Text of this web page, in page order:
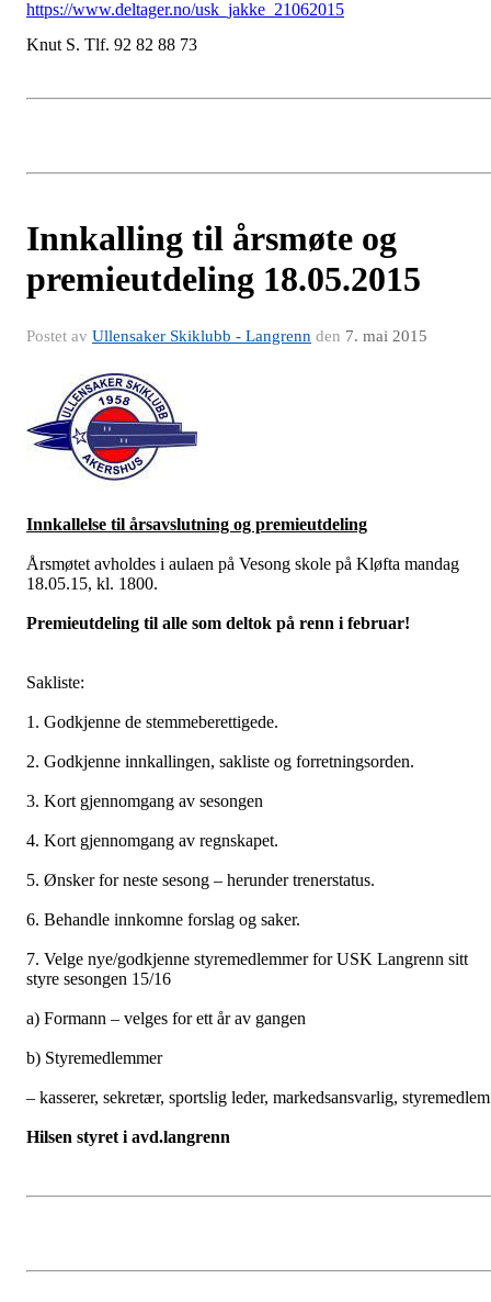
https://www.deltager.no/usk_jakke_21062015
Knut S. Tlf. 92 82 88 73
Innkalling til årsmøte og
premieutdeling 18.05.2015
Postet av Ullensaker Skiklubb - Langrenn den 7. mai 2015
Innkallelse til årsavslutning og premieutdeling
Årsmøtet avholdes i aulaen på Vesong skole på Kløfta mandag
18.05.15, kl. 1800.
Premieutdeling til alle som deltok på renn i februar!
Sakliste:
1. Godkjenne de stemmeberettigede.
2. Godkjenne innkallingen, sakliste og forretningsorden.
3. Kort gjennomgang av sesongen
4. Kort gjennomgang av regnskapet.
5. Ønsker for neste sesong – herunder trenerstatus.
6. Behandle innkomne forslag og saker.
7. Velge nye/godkjenne styremedlemmer for USK Langrenn sitt
styre sesongen 15/16
a) Formann – velges for ett år av gangen
b) Styremedlemmer
– kasserer, sekretær, sportslig leder, markedsansvarlig, styremedlem
Hilsen styret i avd.langrenn